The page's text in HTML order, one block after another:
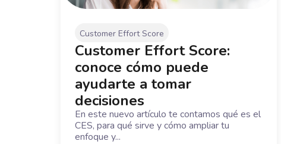
Customer Effort Score
Customer Effort Score:
conoce cómo puede
ayudarte a tomar
decisiones
En este nuevo artículo te contamos qué es el
CES, para qué sirve y cómo ampliar tu
enfoque y...